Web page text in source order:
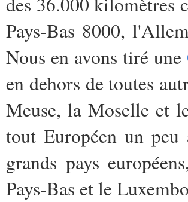
Pays-Bas 8000,
Nous en avons tiré une
en dehors de toutes
Meuse, la Moselle et
tout Européen un
grands pays
Pays-Bas et le